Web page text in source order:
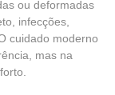
ou deformadas
infecções,
cuidado moderno
mas na